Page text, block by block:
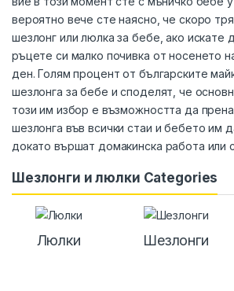
вероятно вече сте наясно, че скоро
шезлонг или люлка за бебе, ако искате
ръцете си малко почивка от носенето
ден. Голям процент от българските
шезлонга за бебе и споделят, че
този им избор е възможността да
шезлонга във всички стаи и бебето им
докато вършат домакинска работа или
Шезлонги и люлки Categories
Люлки Шезлонги